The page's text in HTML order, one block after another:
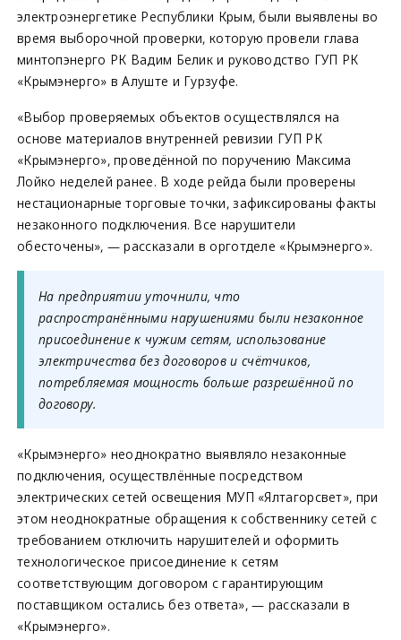
электроэнергетике Республики Крым, были выявлены во
время выборочной проверки, которую провели глава
минтопэнерго РК Вадим Белик и руководство ГУП РК
«Крымэнерго» в Алуште и Гурзуфе.
«Выбор проверяемых объектов осуществлялся на
основе материалов внутренней ревизии ГУП РК
«Крымэнерго», проведённой по поручению Максима
Лойко неделей ранее. В ходе рейда были проверены
нестационарные торговые точки, зафиксированы факты
незаконного подключения. Все нарушители
обесточены», — рассказали в орготделе «Крымэнерго».
На предприятии уточнили, что
распространёнными нарушениями были незаконное
присоединение к чужим сетям, использование
электричества без договоров и счётчиков,
потребляемая мощность больше разрешённой по
договору.
«Крымэнерго» неоднократно выявляло незаконные
подключения, осуществлённые посредством
электрических сетей освещения МУП «Ялтагорсвет», при
этом неоднократные обращения к собственнику сетей с
требованием отключить нарушителей и оформить
технологическое присоединение к сетям
соответствующим договором с гарантирующим
поставщиком остались без ответа», — рассказали в
«Крымэнерго».